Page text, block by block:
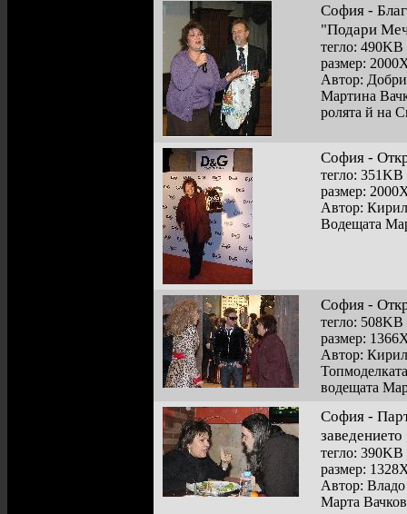
София -
"Подари
тегло: 490KB
размер:
Автор:
Мартина
ролята й на
София -
тегло: 351KB
размер:
Автор:
Водещата
София -
тегло: 508KB
размер:
Автор:
водещата
София -
тегло: 390KB
размер:
Автор:
Марта